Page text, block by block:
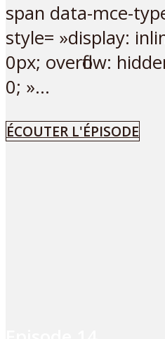
span data-mce-
style= »display:
0px; overflow:
0; »...
ÉCOUTER L'ÉPISODE